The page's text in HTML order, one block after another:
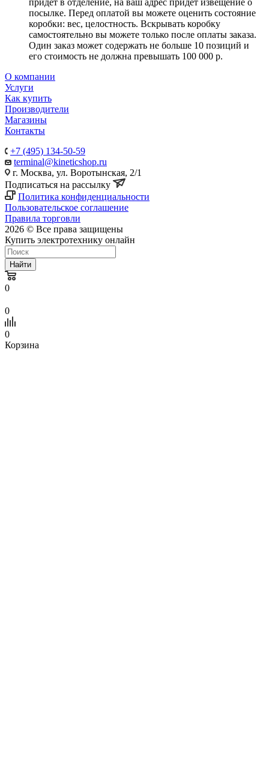
придет в отделение, на ваш адрес придет извещение о
посылке. Перед оплатой вы можете оценить состояние
коробки: вес, целостность. Вскрывать коробку
самостоятельно вы можете только после оплаты заказа.
Один заказ может содержать не больше 10 позиций и
его стоимость не должна превышать 100 000 р.
О компании
Услуги
Как купить
Производители
Магазины
Контакты
+7 (495) 134-50-59
terminal@kineticshop.ru
г. Москва, ул. Воротынская, 2/1
Подписаться на рассылку
Политика конфиденциальности
Пользовательское соглашение
Правила торговли
2026 © Все права защищены
Купить электротехнику онлайн
Найти
0
0
0
Корзина